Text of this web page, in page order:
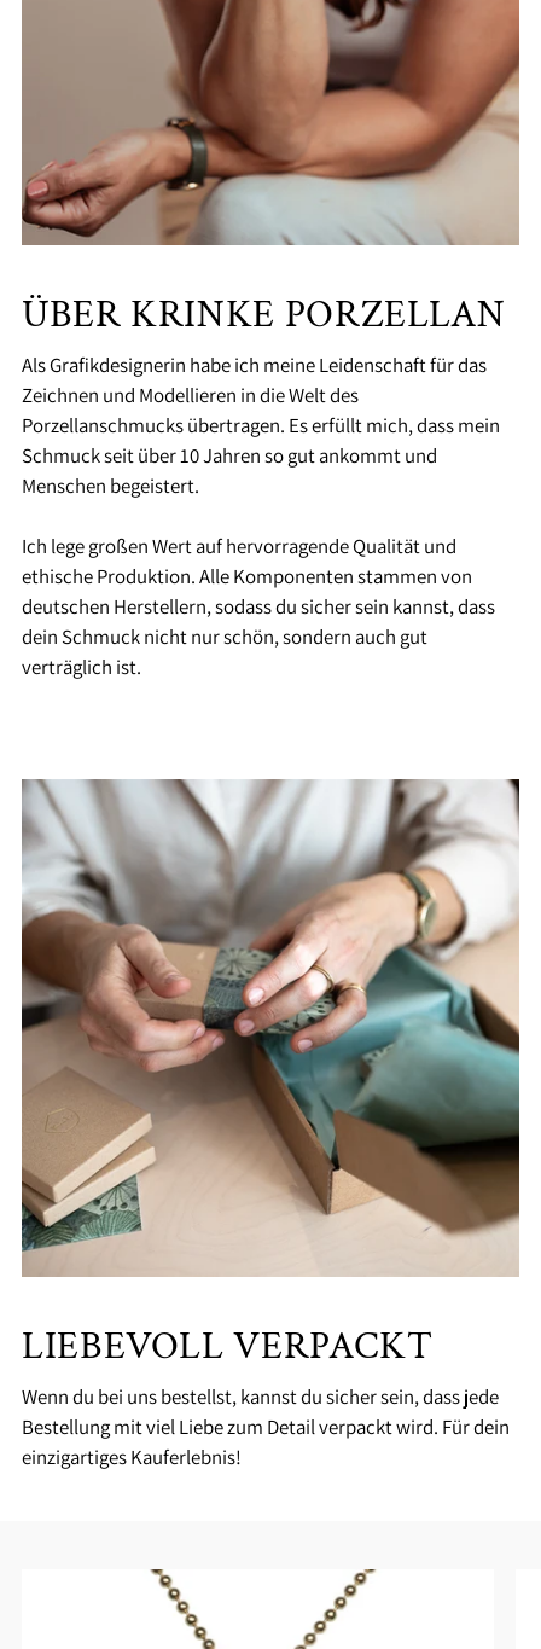
ÜBER KRINKE PORZELLAN
Als Grafikdesignerin habe ich meine Leidenschaft für das
Zeichnen und Modellieren in die Welt des
Porzellanschmucks übertragen. Es erfüllt mich, dass mein
Schmuck seit über 10 Jahren so gut ankommt und
Menschen begeistert.
Ich lege großen Wert auf hervorragende Qualität und
ethische Produktion. Alle Komponenten stammen von
deutschen Herstellern, sodass du sicher sein kannst, dass
dein Schmuck nicht nur schön, sondern auch gut
verträglich ist.
LIEBEVOLL VERPACKT
Wenn du bei uns bestellst, kannst du sicher sein, dass jede
Bestellung mit viel Liebe zum Detail verpackt wird. Für dein
einzigartiges Kauferlebnis!